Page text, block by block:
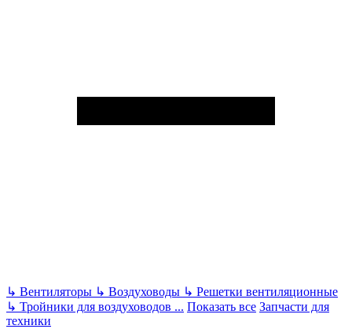
↳ Вентиляторы ↳ Воздуховоды ↳ Решетки вентиляционные
↳ Тройники для воздуховодов ... Показать все Запчасти для
техники